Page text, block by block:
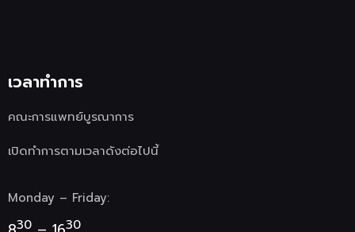
เวลาทำการ
คณะการแพทย์บูรณาการ
เปิดทำการตามเวลาดังต่อไปนี้
Monday – Friday:
30 30